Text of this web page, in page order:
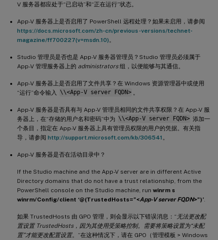
V 服务器都应处于“已启动”和“正在运行”状态。
App-V 服务器上是否启用了 PowerShell 远程处理？如果未启用，请参阅
https://docs.microsoft.com/zh-cn/previous-versions/technet-
magazine/ff700227(v=msdn.10) 。
Studio 管理员是否也是 App-V 服务器管理员？Studio 管理员必须属于
App-V 管理服务器上的 administrators组，以便能够与其通信。
App-V 服务器上是否启用了文件共享？在 Windows 资源管理器中或使用
“运行”命令输入
\\<App-V server FQDN> 。
App-V 服务器是否具有与 App-V 管理员相同的文件共享权限？在 App-V 服
务器上，在“存储的用户名和密码”中为 \\<App-V server FQDN> 添加一
个条目，指定在 App-V 服务器上具有管理员权限的用户的凭据。有关指
导，请参阅 http://support.microsoft.com/kb/306541 。
App-V 服务器是否在活动目录中？
If the Studio machine and the App-V server are in different Active
Directory domains that do not have a trust relationship, from the
PowerShell console on the Studio machine, run winrm s
winrm/Config/client ‘@(TrustedHosts=”<App-V server FQDN>”)’
如果 TrustedHosts 由 GPO 管理，则会显示以下错误消息：“ 无法更改配
置设置 TrustedHosts，因为其使用受策略控制。需要将策略设置为“未配
置”才能更改配置设置。”在这种情况下，请在 GPO（管理模板 > Windows